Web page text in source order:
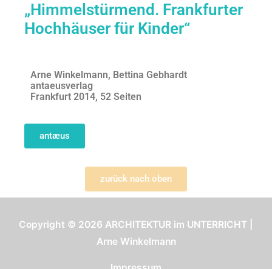
„Himmelstürmend. Frankfurter
Hochhäuser für Kinder“
Arne Winkelmann, Bettina Gebhardt
antaeusverlag
Frankfurt 2014, 52 Seiten
antæus
zurück nach oben
Copyright © 2026 ARCHITEKTUR im UNTERRICHT
Arne Winkelmann